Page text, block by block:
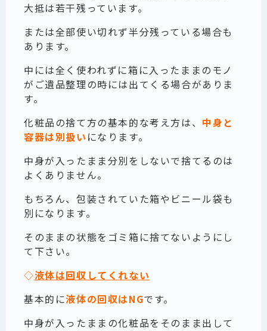
大抵は若干残っています。
または全部使い切れず半分残っている場合も
あります。
中には全く使われずに箱に入ったままのモノ
がご遺品整理の時には出てくる場合がありま
す。
化粧品の捨て方の基本的な考え方は、 中身と
容器は別扱い になります。
中身が入ったまま分別をしないで捨てるのは
よくありません。
もちろん、包装されていた箱やビニール袋も
別になります。
そのままの状態をゴミ箱に捨てないようにし
て下さい。
◇液体は回収してくれない
基本的に液体の回収はNGです。
中身が入ったままの化粧品をそのまま出して